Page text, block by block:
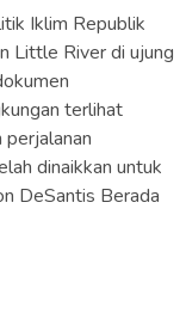
Iklim Republik
Little River di ujung
terlihat
dinaikkan untuk
DeSantis Berada